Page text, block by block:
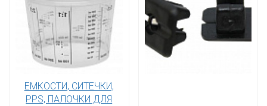
ЕМКОСТИ, СИТЕЧКИ,
PPS, ПАЛОЧКИ ДЛЯ